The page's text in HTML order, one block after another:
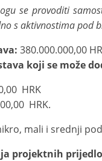
se provoditi
s aktivnostima pod
380.000.000,00
koji se može
HRK
HRK.
mali i srednji
projektnih